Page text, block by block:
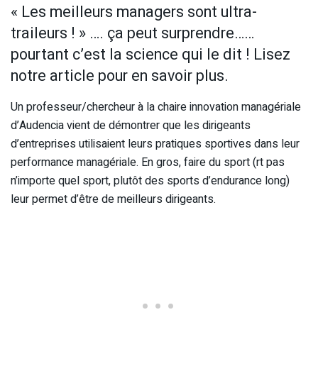
« Les meilleurs managers sont ultra-
traileurs ! » …. ça peut surprendre……
pourtant c’est la science qui le dit ! Lisez
notre article pour en savoir plus.
Un professeur/chercheur à la chaire innovation managériale
d’Audencia vient de démontrer que les dirigeants
d’entreprises utilisaient leurs pratiques sportives dans leur
performance managériale. En gros, faire du sport (rt pas
n’importe quel sport, plutôt des sports d’endurance long)
leur permet d’être de meilleurs dirigeants.